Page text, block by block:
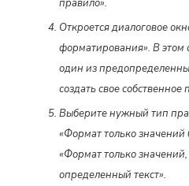
правило».
Откроется диалоговое
форматирования». В этом
один из
создать свое собственное
Выберите нужный тип
«Формат только
«Формат только
определенный текст».